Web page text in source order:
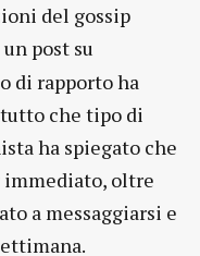
del gossip
post su
di rapporto ha
che tipo di
ha spiegato che
immediato, oltre
a messaggiarsi e